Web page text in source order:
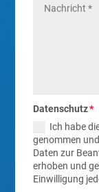
Datenschutz
Ich habe
genommen
Daten zur
erhoben und
Einwilligung